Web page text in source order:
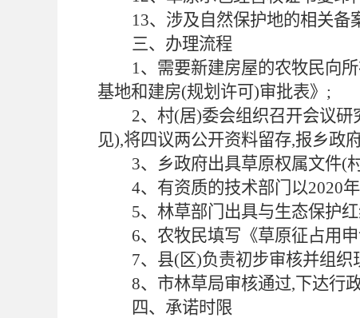
13、涉及自然保护地的相关备
三、办理流程
1、需要新建房屋的农牧民向
基地和建房(规划许可)审批表》;
2、村(居)委会组织召开会议
见),将四议两公开资料留存,报乡政
3、乡政府出具草原权属文件(
4、有资质的技术部门以2020
5、林草部门出具与生态保护
6、农牧民填写《草原征占用
7、县(区)负责初步审核并组织
8、市林草局审核通过,下达行
四、承诺时限